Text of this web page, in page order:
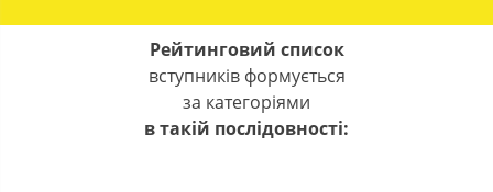
Рейтинговий список
вступників формується
за категоріями
в такій послідовності: